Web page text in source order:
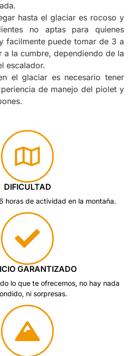
hasta el glaciar es rocoso y
no aptas para quienes
facilmente puede tomar de 3 a
a la cumbre, dependiendo de la
escalador.
el glaciar es necesario tener
de manejo del piolet y
DIFICULTAD
horas de actividad en la montaña.
GARANTIZADO
lo que te ofrecemos, no hay nada
ni sorpresas.